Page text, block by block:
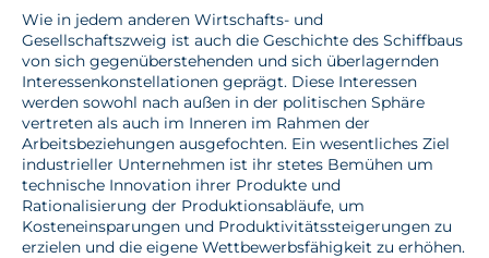
Wie in jedem anderen Wirtschafts- und
Gesellschaftszweig ist auch die Geschichte des Schiffbaus
von sich gegenüberstehenden und sich überlagernden
Interessenkonstellationen geprägt. Diese Interessen
werden sowohl nach außen in der politischen Sphäre
vertreten als auch im Inneren im Rahmen der
Arbeitsbeziehungen ausgefochten. Ein wesentliches Ziel
industrieller Unternehmen ist ihr stetes Bemühen um
technische Innovation ihrer Produkte und
Rationalisierung der Produktionsabläufe, um
Kosteneinsparungen und Produktivitätssteigerungen zu
erzielen und die eigene Wettbewerbsfähigkeit zu erhöhen.